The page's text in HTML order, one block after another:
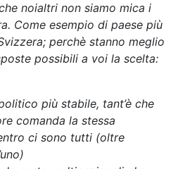
noialtri non siamo mica i
Come esempio di paese più
perchè stanno meglio
possibili a voi la scelta:
più stabile, tant’è che
comanda la stessa
ci sono tutti (oltre